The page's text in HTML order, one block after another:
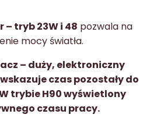
– tryb 23W i 48 pozwala na
mocy światła.
– duży, elektroniczny
czas pozostały do
trybie H90 wyświetlony
czasu pracy.